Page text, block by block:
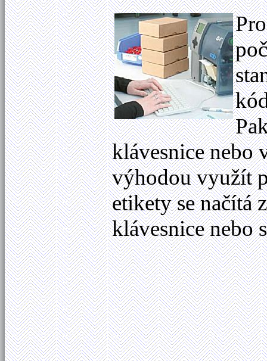
klávesnice nebo
výhodou využít
etikety se načítá
klávesnice nebo